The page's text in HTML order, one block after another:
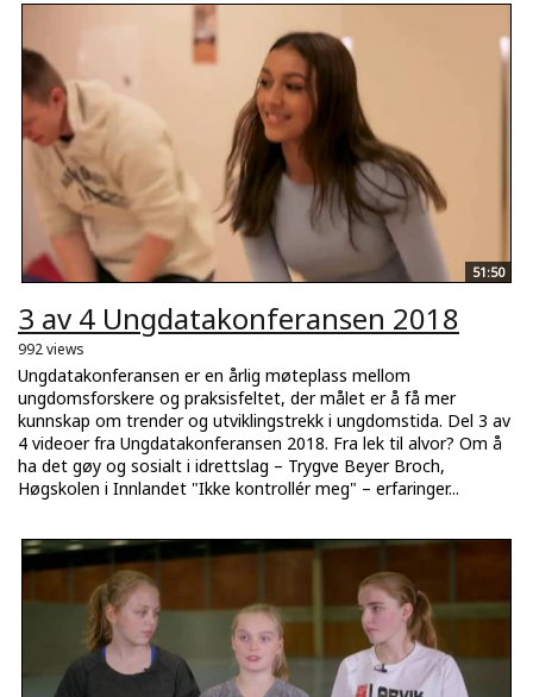
51:50
3 av 4 Ungdatakonferansen 2018
992 views
Ungdatakonferansen er en årlig møteplass mellom
ungdomsforskere og praksisfeltet, der målet er å få mer
kunnskap om trender og utviklingstrekk i ungdomstida. Del 3 av
4 videoer fra Ungdatakonferansen 2018. Fra lek til alvor? Om å
ha det gøy og sosialt i idrettslag – Trygve Beyer Broch,
Høgskolen i Innlandet "Ikke kontrollér meg" – erfaringer...